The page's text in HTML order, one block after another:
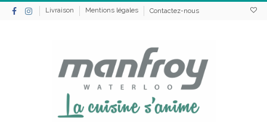
Livraison Mentions légales Contactez-nous